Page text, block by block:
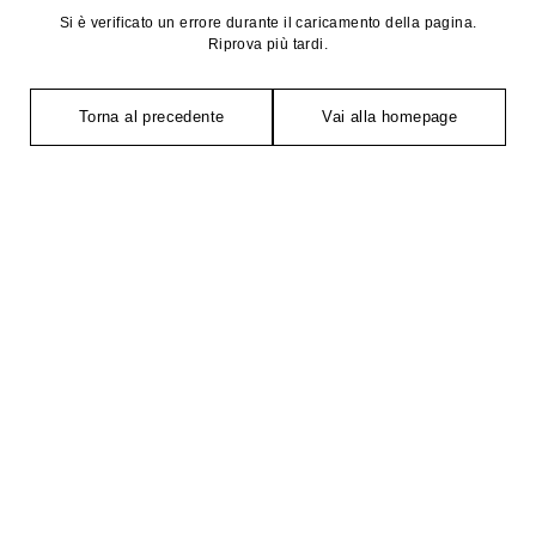
Si è verificato un errore durante il caricamento della pagina.
Riprova più tardi.
Torna al precedente Vai alla homepage